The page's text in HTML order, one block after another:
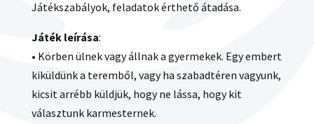
Játékszabályok, feladatok érthető átadása.
Játék leírása:
• Körben ülnek vagy állnak a gyermekek. Egy embert
kiküldünk a teremből, vagy ha szabadtéren vagyunk,
kicsit arrébb küldjük, hogy ne lássa, hogy kit
választunk karmesternek.